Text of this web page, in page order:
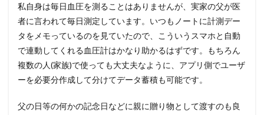
私自身は毎日血圧を測ることはありませんが、実家の父が医
者に言われて毎日測定しています。いつもノートに計測デー
タをメモっているのを見ていたので、こういうスマホと自動
で連動してくれる血圧計はかなり助かるはずです。もちろん
複数の人(家族)で使っても大丈夫なように、アプリ側でユーザ
ーを必要分作成して分けてデータ蓄積も可能です。
父の日等の何かの記念日などに親に贈り物として渡すのも良